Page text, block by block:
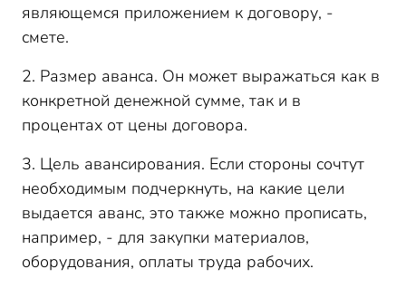
являющемся приложением к договору, -
смете.
2. Размер аванса. Он может выражаться как в
конкретной денежной сумме, так и в
процентах от цены договора.
3. Цель авансирования. Если стороны сочтут
необходимым подчеркнуть, на какие цели
выдается аванс, это также можно прописать,
например, - для закупки материалов,
оборудования, оплаты труда рабочих.